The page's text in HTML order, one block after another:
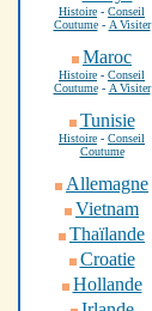
Histoire - Conseil
Coutume - A Visiter
Maroc
Histoire - Conseil
Coutume- A Visiter
Tunisie
Histoire - Conseil
Coutume
Allemagne
Vietnam
Thaïlande
Croatie
Hollande